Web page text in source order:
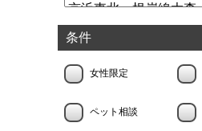
条件
女性限定
ペット相談